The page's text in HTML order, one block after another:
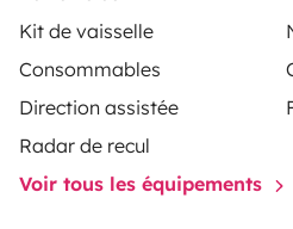
Kit de vaisselle
Consommables
Direction assistée
Radar de recul
Voir tous les équipements